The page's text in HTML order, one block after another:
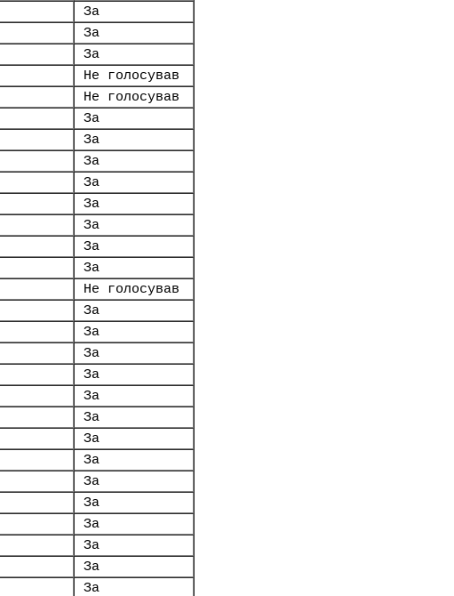
За
За
За
Не голосував
Не голосував
За
За
За
За
За
За
За
За
Не голосував
За
За
За
За
За
За
За
За
За
За
За
За
За
За